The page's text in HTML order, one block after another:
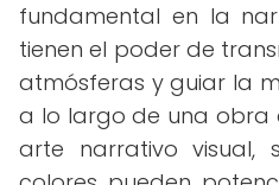
fundamental en la
tienen el poder de
atmósferas y guiar la
a lo largo de una obra
arte narrativo visual,